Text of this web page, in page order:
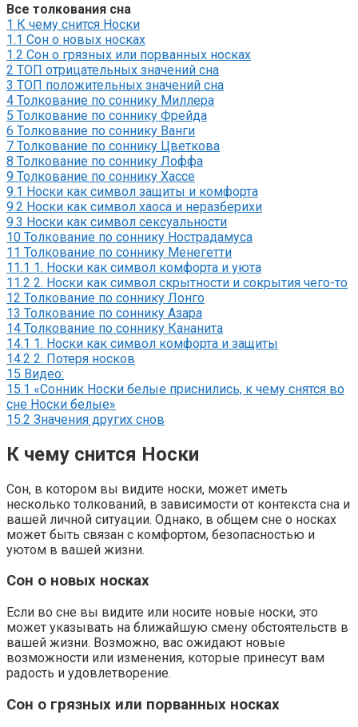
Все толкования сна
1 К чему снится Носки
1.1 Сон о новых носках
1.2 Сон о грязных или порванных носках
2 ТОП отрицательных значений сна
3 ТОП положительных значений сна
4 Толкование по соннику Миллера
5 Толкование по соннику Фрейда
6 Толкование по соннику Ванги
7 Толкование по соннику Цветкова
8 Толкование по соннику Лоффа
9 Толкование по соннику Хассе
9.1 Носки как символ защиты и комфорта
9.2 Носки как символ хаоса и неразберихи
9.3 Носки как символ сексуальности
10 Толкование по соннику Нострадамуса
11 Толкование по соннику Менегетти
11.1 1. Носки как символ комфорта и уюта
11.2 2. Носки как символ скрытности и сокрытия чего-то
12 Толкование по соннику Лонго
13 Толкование по соннику Азара
14 Толкование по соннику Кананита
14.1 1. Носки как символ комфорта и защиты
14.2 2. Потеря носков
15 Видео:
15.1 «Сонник Носки белые приснились, к чему снятся во
сне Носки белые»
15.2 Значения других снов
К чему снится Носки
Сон, в котором вы видите носки, может иметь
несколько толкований, в зависимости от контекста сна и
вашей личной ситуации. Однако, в общем сне о носках
может быть связан с комфортом, безопасностью и
уютом в вашей жизни.
Сон о новых носках
Если во сне вы видите или носите новые носки, это
может указывать на ближайшую смену обстоятельств в
вашей жизни. Возможно, вас ожидают новые
возможности или изменения, которые принесут вам
радость и удовлетворение.
Сон о грязных или порванных носках